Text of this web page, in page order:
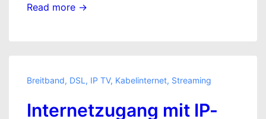
Abo-
Read more →
Breitband, DSL , IP TV, Kabelinternet, Streaming
Internetzugang mit IP-